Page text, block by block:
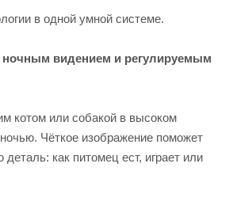
в одной умной системе.
ночным видением и регулируемым
котом или собакой в высоком
Чёткое изображение поможет
как питомец ест, играет или